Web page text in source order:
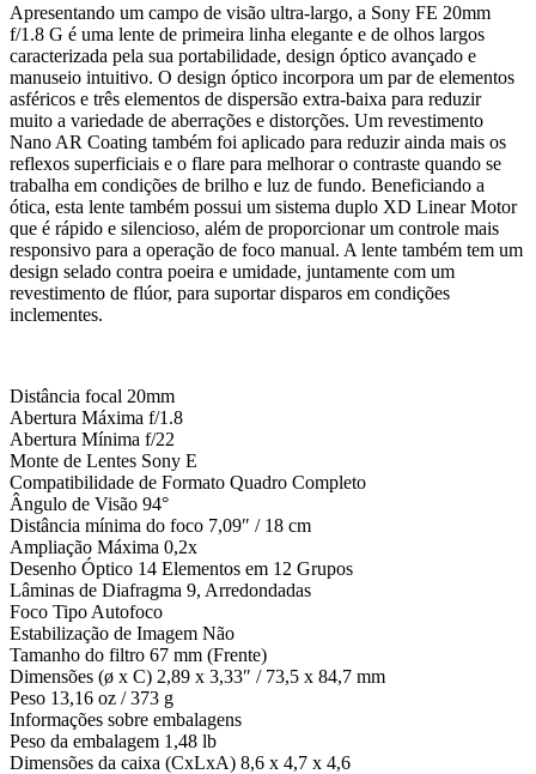
Apresentando um campo de visão ultra-largo, a Sony FE 20mm
f/1.8 G é uma lente de primeira linha elegante e de olhos largos
caracterizada pela sua portabilidade, design óptico avançado e
manuseio intuitivo. O design óptico incorpora um par de elementos
asféricos e três elementos de dispersão extra-baixa para reduzir
muito a variedade de aberrações e distorções. Um revestimento
Nano AR Coating também foi aplicado para reduzir ainda mais os
reflexos superficiais e o flare para melhorar o contraste quando se
trabalha em condições de brilho e luz de fundo. Beneficiando a
ótica, esta lente também possui um sistema duplo XD Linear Motor
que é rápido e silencioso, além de proporcionar um controle mais
responsivo para a operação de foco manual. A lente também tem um
design selado contra poeira e umidade, juntamente com um
revestimento de flúor, para suportar disparos em condições
inclementes.
Distância focal 20mm
Abertura Máxima f/1.8
Abertura Mínima f/22
Monte de Lentes Sony E
Compatibilidade de Formato Quadro Completo
Ângulo de Visão 94°
Distância mínima do foco 7,09″ / 18 cm
Ampliação Máxima 0,2x
Desenho Óptico 14 Elementos em 12 Grupos
Lâminas de Diafragma 9, Arredondadas
Foco Tipo Autofoco
Estabilização de Imagem Não
Tamanho do filtro 67 mm (Frente)
Dimensões (ø x C) 2,89 x 3,33″ / 73,5 x 84,7 mm
Peso 13,16 oz / 373 g
Informações sobre embalagens
Peso da embalagem 1,48 lb
Dimensões da caixa (CxLxA) 8,6 x 4,7 x 4,6